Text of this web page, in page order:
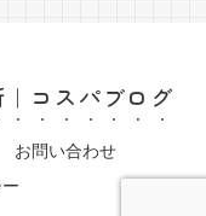
コスパブログ
お問い合わせ